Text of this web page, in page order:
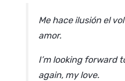
Me hace ilusión el
amor.
I’m looking forward
again, my love.